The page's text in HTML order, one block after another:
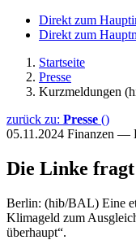
Direkt zum
Direkt zum
Startseite
Presse
Kurzmeldungen
zurück zu: Presse ()
05.11.2024 Finanzen —
Die Linke
Berlin: (hib/BAL) Eine
Klimageld zum
überhaupt“.